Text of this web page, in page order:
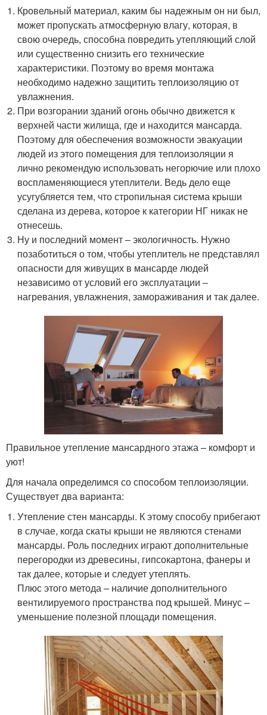
Кровельный материал, каким бы надежным он ни был,
может пропускать атмосферную влагу, которая, в
свою очередь, способна повредить утепляющий слой
или существенно снизить его технические
характеристики. Поэтому во время монтажа
необходимо надежно защитить теплоизоляцию от
увлажнения.
При возгорании зданий огонь обычно движется к
верхней части жилища, где и находится мансарда.
Поэтому для обеспечения возможности эвакуации
людей из этого помещения для теплоизоляции я
лично рекомендую использовать негорючие или плохо
воспламеняющиеся утеплители. Ведь дело еще
усугубляется тем, что стропильная система крыши
сделана из дерева, которое к категории НГ никак не
отнесешь.
Ну и последний момент – экологичность. Нужно
позаботиться о том, чтобы утеплитель не представлял
опасности для живущих в мансарде людей
независимо от условий его эксплуатации –
нагревания, увлажнения, замораживания и так далее.
Правильное утепление мансардного этажа – комфорт и
уют!
Для начала определимся со способом теплоизоляции.
Существует два варианта:
Утепление стен мансарды. К этому способу прибегают
в случае, когда скаты крыши не являются стенами
мансарды. Роль последних играют дополнительные
перегородки из древесины, гипсокартона, фанеры и
так далее, которые и следует утеплять.
Плюс этого метода – наличие дополнительного
вентилируемого пространства под крышей. Минус –
уменьшение полезной площади помещения.